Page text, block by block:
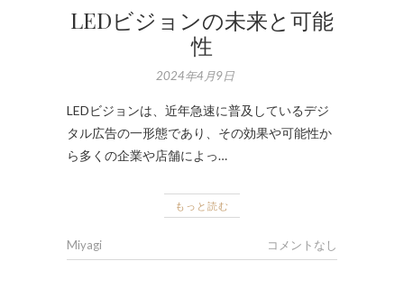
LEDビジョンの未来と可能
性
2024年4月9日
LEDビジョンは、近年急速に普及しているデジ
タル広告の一形態であり、その効果や可能性か
ら多くの企業や店舗によっ…
もっと読む
Miyagi コメントなし